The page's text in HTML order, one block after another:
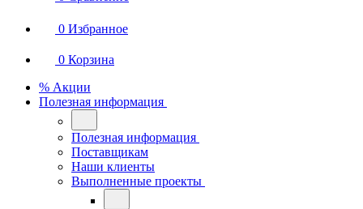
0 Избранное
0 Корзина
% Акции
Полезная информация
Полезная информация
Поставщикам
Наши клиенты
Выполненные проекты